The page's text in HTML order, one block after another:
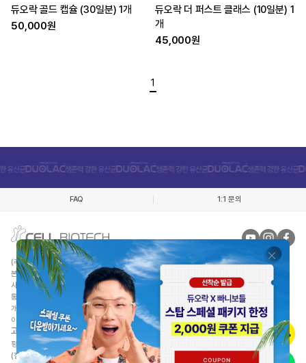
듀오락 골드 캡슐 (30일분) 1개
50,000원
듀오락 더 퍼스트 클래스 (10일분) 1
개
45,000원
1
FAQ 1:1 문의
(주)쎌바이오텍인터내셔날대표자 : 정명준
본사 : 경기 김포시 월곶면 애기봉로 409번길 50
사업자등록번호 : 220-81-52116
통신판매업신고 : 제 2012-경기김포-0298호 건강식품군
개인정보관리책임자 : 오경림
이메일 :duolacshop@cellbiotech.com
고객센터/제품상담: 080-668-6108
평일 월금 : 10:00 ~ 17:00 (주말, 공휴일 휴무)
(점심시간 : 11:30PM ~ 12:30PM)